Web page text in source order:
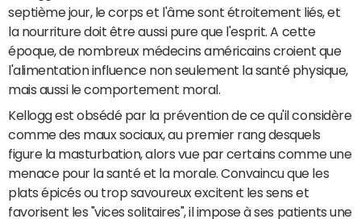
septième jour, le corps et l'âme sont étroitement liés, et
la nourriture doit être aussi pure que l'esprit. A cette
époque, de nombreux médecins américains croient que
l'alimentation influence non seulement la santé physique,
mais aussi le comportement moral.
Kellogg est obsédé par la prévention de ce qu'il considère
comme des maux sociaux, au premier rang desquels
figure la masturbation, alors vue par certains comme une
menace pour la santé et la morale. Convaincu que les
plats épicés ou trop savoureux excitent les sens et
favorisent les "vices solitaires", il impose à ses patients une